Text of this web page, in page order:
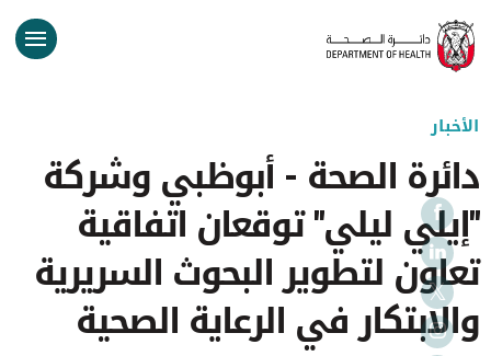
الأخبار
دائرة الصحة - أبوظبي وشركة
"إيلي ليلي" توقعان اتفاقية
تعاون لتطوير البحوث السريرية
والابتكار في الرعاية الصحية